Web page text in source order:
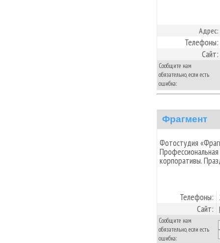
Адрес:
Телефоны:
Сайт:
Сообщите нам
обязательно, если есть
ошибка:
Фрагмент
Фотостудия
корпоративы.
Телефоны:
Сайт:
Сообщите нам
обязательно, если есть
ошибка: